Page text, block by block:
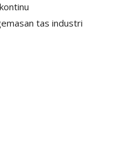
tas industri